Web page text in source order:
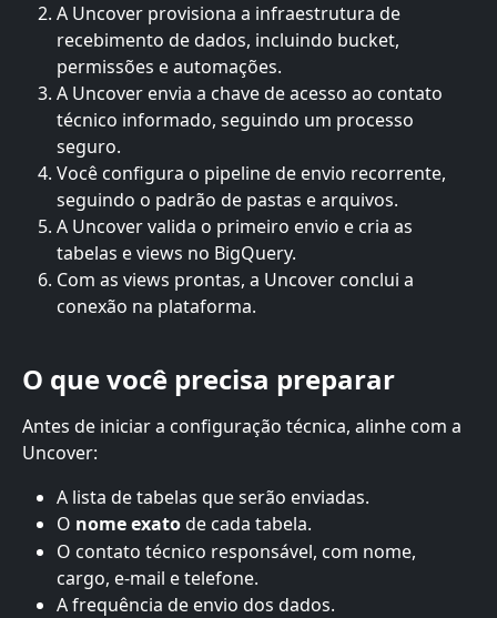
A Uncover provisiona a infraestrutura de
recebimento de dados, incluindo bucket,
permissões e automações.
A Uncover envia a chave de acesso ao contato
técnico informado, seguindo um processo
seguro.
Você configura o pipeline de envio recorrente,
seguindo o padrão de pastas e arquivos.
A Uncover valida o primeiro envio e cria as
tabelas e views no BigQuery.
Com as views prontas, a Uncover conclui a
conexão na plataforma.
O que você precisa preparar
Antes de iniciar a configuração técnica, alinhe com a
Uncover:
A lista de tabelas que serão enviadas.
O nome exato de cada tabela.
O contato técnico responsável, com nome,
cargo, e-mail e telefone.
A frequência de envio dos dados.